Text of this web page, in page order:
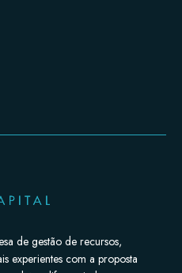
de gestão de recursos,
experientes com a proposta